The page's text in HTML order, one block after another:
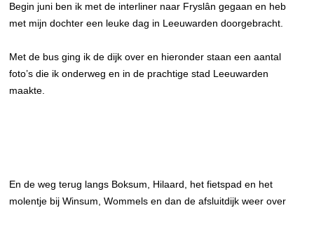
Begin juni ben ik met de interliner naar Fryslân gegaan en heb
met mijn dochter een leuke dag in Leeuwarden doorgebracht.
Met de bus ging ik de dijk over en hieronder staan een aantal
foto’s die ik onderweg en in de prachtige stad Leeuwarden
maakte.
En de weg terug langs Boksum, Hilaard, het fietspad en het
molentje bij Winsum, Wommels en dan de afsluitdijk weer over